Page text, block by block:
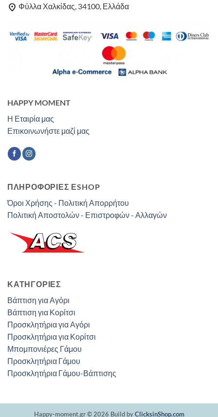
HAPPY MOMENT
Η Εταιρία μας
Επικοινωνήστε μαζί μας
ΠΛΗΡΟΦΟΡΙΕΣ ΕSHOP
Όροι Χρήσης - Πολιτική Απορρήτου
Πολιτική Αποστολών - Επιστροφών - Αλλαγών
Φύλλα Χαλκίδας, 34100, Ελλάδα
ΚΑΤΗΓΟΡΊΕΣ
Βάπτιση για Αγόρι
Βάπτιση για Κορίτσι
Προσκλητήρια για Αγόρι
Προσκλητήρια για Κορίτσι
Μπομπονιέρες Γάμου
Προσκλητήρια Γάμου
Προσκλητήρια Γάμου-Βάπτισης
Happy-moment.gr © 2026 Build byClicksinShop.com